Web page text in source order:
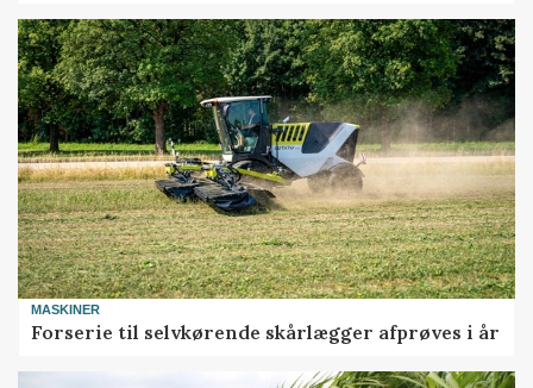
MASKINER
Forserie til selvkørende skårlægger afprøves i år